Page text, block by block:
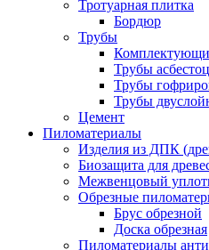
Тротуарная плитка
Бордюр
Трубы
Трубы
Трубы
Трубы
Цемент
Пиломатериалы
Изделия из ДПК
Биозащита для
Межвенцовый
Обрезные
Брус обрезной
Доска обрезная
Пиломатериалы